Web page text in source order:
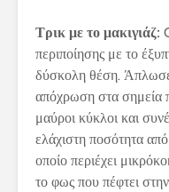
Τρικ με το μακιγιάζ:
περιποίησης με το
δύσκολη θέση. Άπλωσε
απόχρωση στα σημεία
μαύροι κύκλοι και
ελάχιστη ποσότητα
οποίο περιέχει
το φως που πέφτει